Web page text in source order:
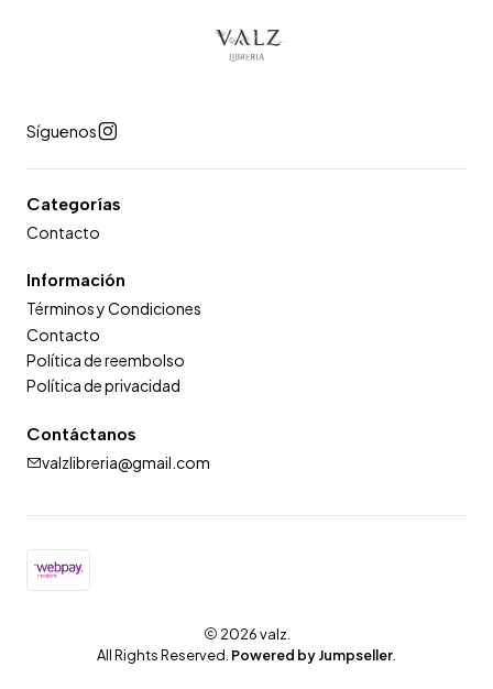
Síguenos
Categorías
Contacto
Información
Términos y Condiciones
Contacto
Política de reembolso
Política de privacidad
Contáctanos
valzlibreria@gmail.com
2026 valz.
All Rights Reserved. Powered by Jumpseller